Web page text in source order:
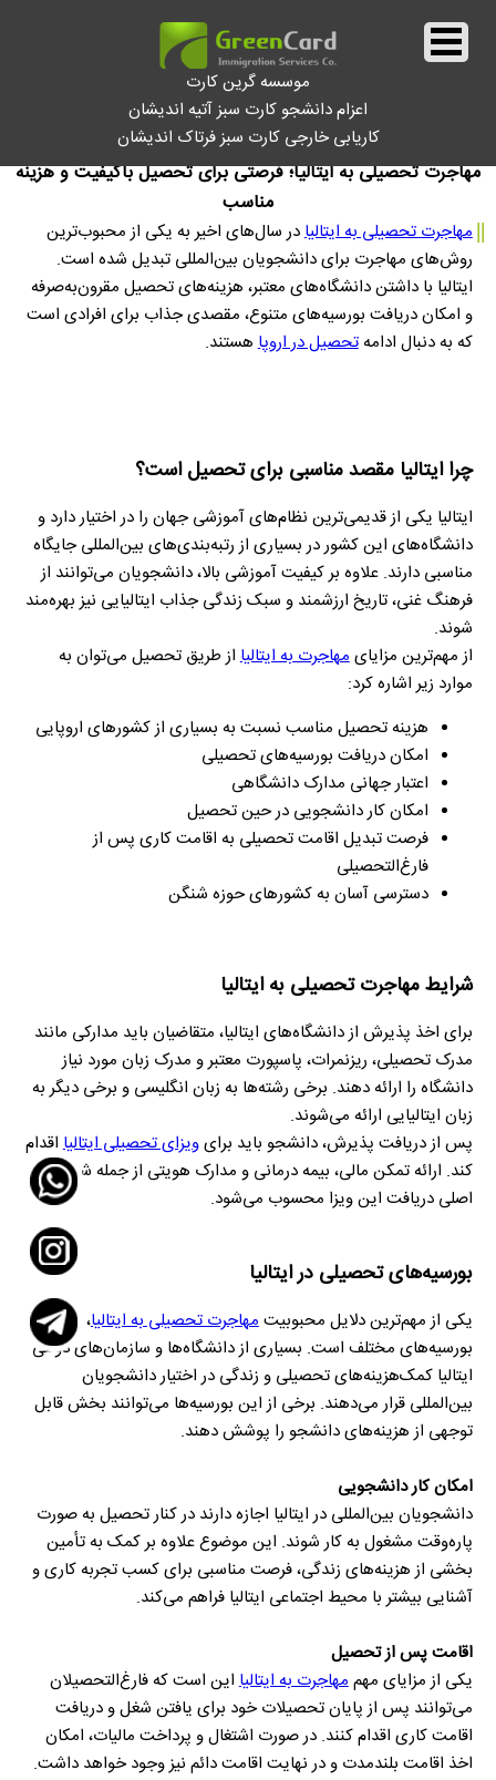
موسسه گرین کارت
اعزام دانشجو کارت سبز آتیه اندیشان
کاریابی خارجی کارت سبز فرتاک اندیشان
مهاجرت تحصیلی به ایتالیا؛ فرصتی برای تحصیل باکیفیت و هزینه
مناسب
||مهاجرت تحصیلی به ایتالیادر سال‌های اخیر به یکی از محبوب‌ترین
روش‌های مهاجرت برای دانشجویان بین‌المللی تبدیل شده است.
ایتالیا با داشتن دانشگاه‌های معتبر، هزینه‌های تحصیل مقرون‌به‌صرفه
و امکان دریافت بورسیه‌های متنوع، مقصدی جذاب برای افرادی است
که به دنبال ادامهتحصیل در اروپاهستند.
چرا ایتالیا مقصد مناسبی برای تحصیل است؟
ایتالیا یکی از قدیمی‌ترین نظام‌های آموزشی جهان را در اختیار دارد و
دانشگاه‌های این کشور در بسیاری از رتبه‌بندی‌های بین‌المللی جایگاه
مناسبی دارند. علاوه بر کیفیت آموزشی بالا، دانشجویان می‌توانند از
فرهنگ غنی، تاریخ ارزشمند و سبک زندگی جذاب ایتالیایی نیز بهره‌مند
شوند.
از مهم‌ترین مزایایمهاجرت به ایتالیااز طریق تحصیل می‌توان به
موارد زیر اشاره کرد:
هزینه تحصیل مناسب نسبت به بسیاری از کشورهای اروپایی
امکان دریافت بورسیه‌های تحصیلی
اعتبار جهانی مدارک دانشگاهی
امکان کار دانشجویی در حین تحصیل
فرصت تبدیل اقامت تحصیلی به اقامت کاری پس از
فارغ‌التحصیلی
دسترسی آسان به کشورهای حوزه شنگن
شرایط مهاجرت تحصیلی به ایتالیا
برای اخذ پذیرش از دانشگاه‌های ایتالیا، متقاضیان باید مدارکی مانند
مدرک تحصیلی، ریزنمرات، پاسپورت معتبر و مدرک زبان مورد نیاز
دانشگاه را ارائه دهند. برخی رشته‌ها به زبان انگلیسی و برخی دیگر به
زبان ایتالیایی ارائه می‌شوند.
پس از دریافت پذیرش، دانشجو باید برایویزای تحصیلی ایتالیااقدام
کند. ارائه تمکن مالی، بیمه درمانی و مدارک هویتی از جمله شرایط
اصلی دریافت این ویزا محسوب می‌شود.
بورسیه‌های تحصیلی در ایتالیا
یکی از مهم‌ترین دلایل محبوبیتمهاجرت تحصیلی به ایتالیا، وجود
بورسیه‌های مختلف است. بسیاری از دانشگاه‌ها و سازمان‌های دولتی
ایتالیا کمک‌هزینه‌های تحصیلی و زندگی در اختیار دانشجویان
بین‌المللی قرار می‌دهند. برخی از این بورسیه‌ها می‌توانند بخش قابل
توجهی از هزینه‌های دانشجو را پوشش دهند.
امکان کار دانشجویی
دانشجویان بین‌المللی در ایتالیا اجازه دارند در کنار تحصیل به صورت
پاره‌وقت مشغول به کار شوند. این موضوع علاوه بر کمک به تأمین
بخشی از هزینه‌های زندگی، فرصت مناسبی برای کسب تجربه کاری و
آشنایی بیشتر با محیط اجتماعی ایتالیا فراهم می‌کند.
اقامت پس از تحصیل
یکی از مزایای مهممهاجرت به ایتالیااین است که فارغ‌التحصیلان
می‌توانند پس از پایان تحصیلات خود برای یافتن شغل و دریافت
اقامت کاری اقدام کنند. در صورت اشتغال و پرداخت مالیات، امکان
اخذ اقامت بلندمدت و در نهایت اقامت دائم نیز وجود خواهد داشت.